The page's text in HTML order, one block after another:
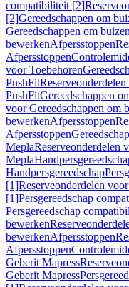
compatibiliteit [2]
[2]Gereedschappen om
Gereedschappen om
bewerkenAfpersstoppen
Afpersstoppen
voor Toebehoren
PushFit
PushFitGereedschappen
voor Gereedschappen om
bewerkenAfpersstoppen
Afpersstoppen
MeplaReserveonderdelen
Mepla
Handpersgereedschap
[1]Reserveonderdelen
[1]Persgereedschap
Persgereedschap
bewerken
bewerkenAfpersstoppen
Afpersstoppen
Geberit Mapress
Geberit Mapress